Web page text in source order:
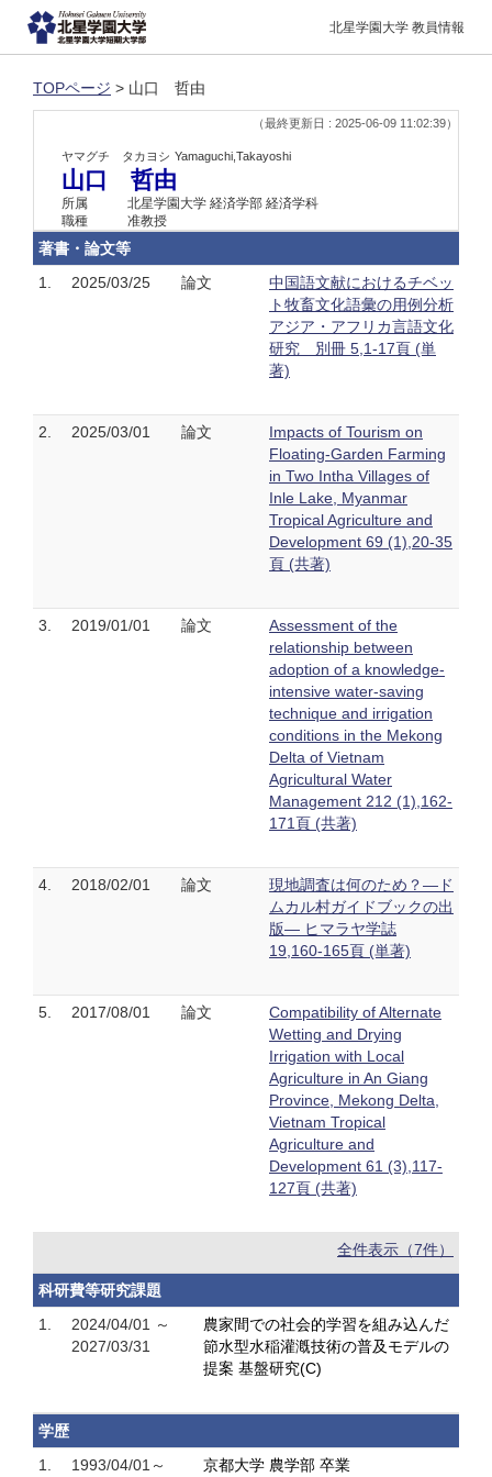
北星学園大学 教員情報
TOPページ > 山口 哲由
（最終更新日 : 2025-06-09 11:02:39）
ヤマグチ タカヨシ Yamaguchi,Takayoshi
山口 哲由
所属
北星学園大学 経済学部 経済学科
職種
准教授
著書・論文等
1.
2025/03/25 論文
中国語文献におけるチベッ
ト牧畜文化語彙の用例分析
アジア・アフリカ言語文化
研究 別冊 5,1-17頁 (単
著)
2. 2025/03/01 論文
Impacts of Tourism on
Floating-Garden Farming
in Two Intha Villages of
Inle Lake, Myanmar
Tropical Agriculture and
Development 69 (1),20-35
頁 (共著)
3. 2019/01/01 論文
Assessment of the
relationship between
adoption of a knowledge-
intensive water-saving
technique and irrigation
conditions in the Mekong
Delta of Vietnam
Agricultural Water
Management 212 (1),162-
171頁 (共著)
4. 2018/02/01 論文
現地調査は何のため？―ド
ムカル村ガイドブックの出
版― ヒマラヤ学誌
19,160-165頁 (単著)
5. 2017/08/01 論文
Compatibility of Alternate
Wetting and Drying
Irrigation with Local
Agriculture in An Giang
Province, Mekong Delta,
Vietnam Tropical
Agriculture and
Development 61 (3),117-
127頁 (共著)
全件表示（7件）
科研費等研究課題
1.
2024/04/01 ～
2027/03/31
農家間での社会的学習を組み込んだ
節水型水稲灌漑技術の普及モデルの
提案 基盤研究(C)
学歴
1.
1993/04/01～ 京都大学 農学部 卒業